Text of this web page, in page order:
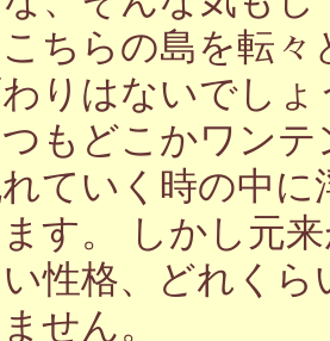
ちらの島を転
りはないでし
もどこかワン
ていく時の中
す。 しかし元
性格、どれく
せん。